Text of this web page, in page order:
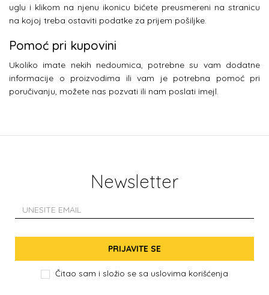
uglu i klikom na njenu ikonicu bićete preusmereni na stranicu
na kojoj treba ostaviti podatke za prijem pošiljke.
Pomoć pri kupovini
Ukoliko imate nekih nedoumica, potrebne su vam dodatne
informacije o proizvodima ili vam je potrebna pomoć pri
poručivanju, možete nas pozvati ili nam poslati imejl.
Newsletter
PRIJAVITE SE
Čitao sam i složio se sa uslovima korišćenja